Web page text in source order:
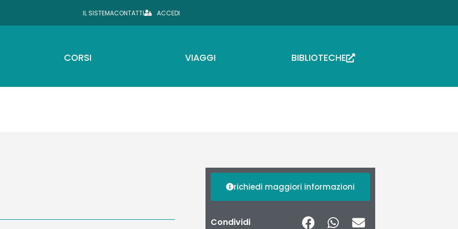
IL SISTEMACONTATTI ACCEDI
CORSI VIAGGI BIBLIOTECHE
richiedi maggiori informazioni
Condividi